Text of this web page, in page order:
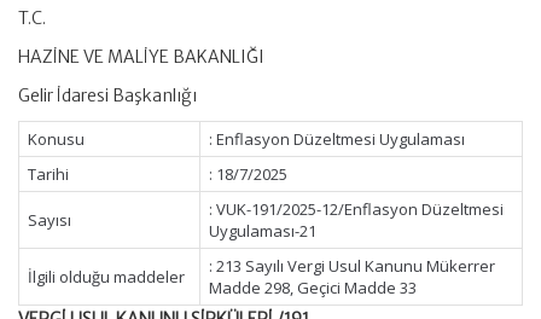
T.C.
HAZİNE VE MALİYE BAKANLIĞI
Gelir İdaresi Başkanlığı
Konusu
: Enflasyon Düzeltmesi Uygulaması
Tarihi
: 18/7/2025
Sayısı
: VUK-191/2025-12/Enflasyon Düzeltmesi
Uygulaması-21
İlgili olduğu maddeler
: 213 Sayılı Vergi Usul Kanunu Mükerrer
Madde 298, Geçici Madde 33